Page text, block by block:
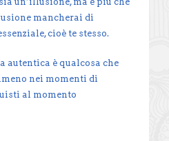
mancherai di
cioè te stesso.
autentica è qualcosa che
nei momenti di
al momento